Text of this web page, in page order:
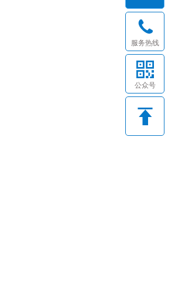
服务热线
公众号